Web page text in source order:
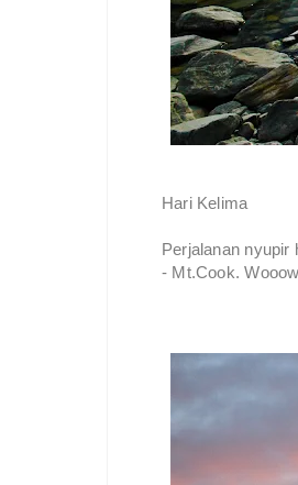
Hari Kelima
Perjalanan nyupir
- Mt.Cook.